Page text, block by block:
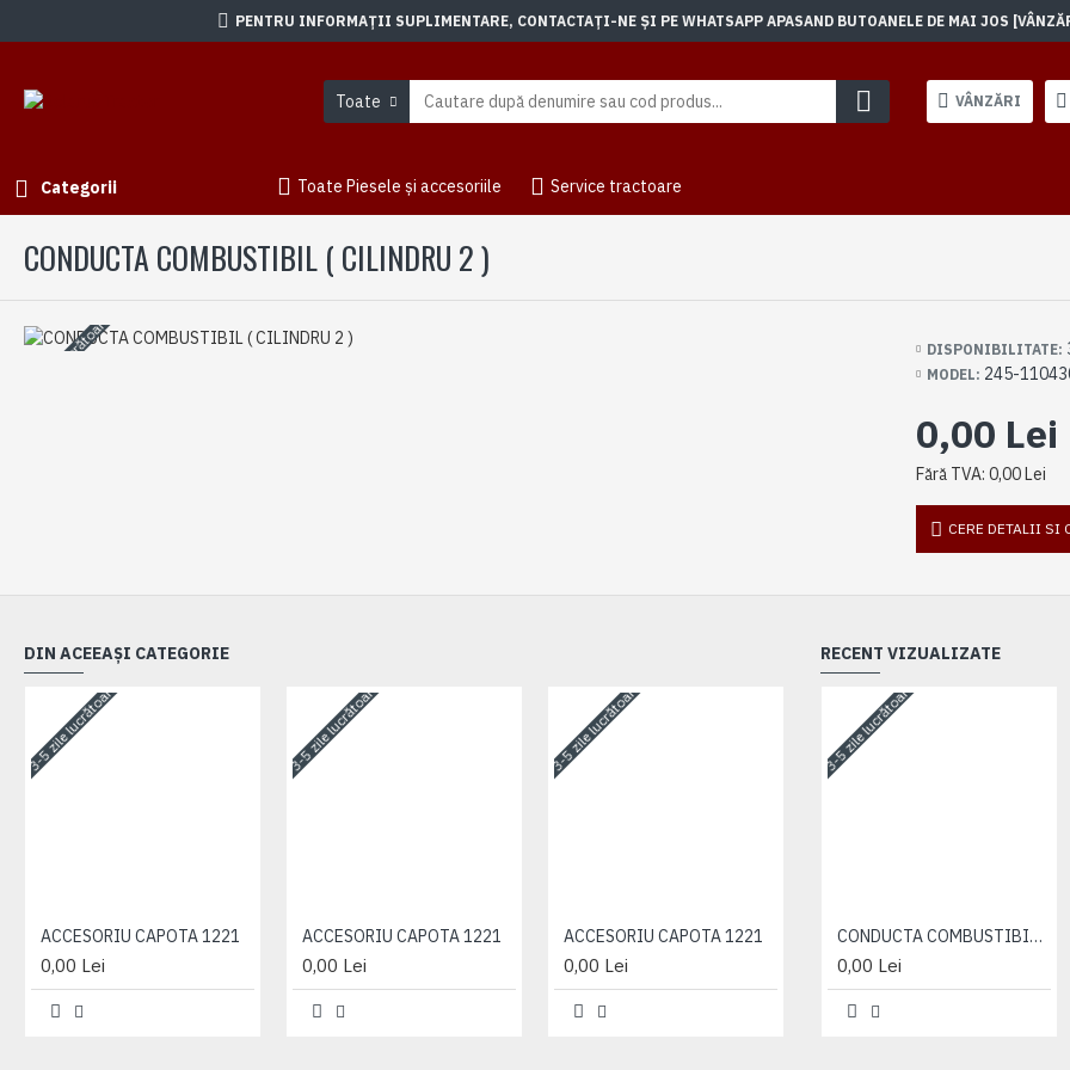
PENTRU INFORMAȚII SUPLIMENTARE, CONTACTAȚI-NE ȘI PE WHATSAPP APASAND BUTOANELE DE MAI JOS
Toate VÂNZĂRI
Categorii Toate Piesele și accesoriile Service tractoare
CONDUCTA COMBUSTIBIL ( CILINDRU 2 )
3-5 zile lucrătoare DISPONIBILITATE:
MODEL: 245-
0,00 Lei
Fără TVA: 0,00 Lei
CERE DETALII SI
DIN ACEEAȘI CATEGORIE
3-5 zile lucrătoare
ACCESORIU CAPOTA 1221
0,00 Lei
3-5 zile lucrătoare
ACCESORIU CAPOTA 1221
0,00 Lei
3-5 zile lucrătoare
ACCESORIU CAPOTA 1221
0,00 Lei
3-5 zile lucrătoare
ACCESORIU CAPOTA 1221
0,00 Lei
RECENT VIZUALIZATE
3-5 zile lucrătoare
CONDUCTA COMBUSTIBIL ( CILINDRU 2 )
0,00 Lei